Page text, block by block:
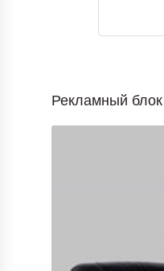
Рекламный блок